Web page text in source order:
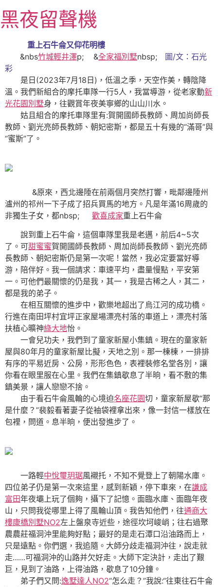
至
主
容
黑夜留聲機
重上石牛侖又仰花明樓
&nbs竹城輕井澤p; &全家福別墅nbsp; 圖/文：石光
彩
是日(2023年7月18日)，低溫之季，天空作美，轉陰降
溫。我們新組合的摩托車隊一行5人，我當導游，從老家動新
光花園別墅身，往觀賞年夜美寧鄉的山山川水。
姑且組合的摩托車隊里有:賀開國師長教師、周加尚師長
教師、劉光亮師長教師、朝妃密斯，都是五十有幾的“滿哥”與
“蜜斯”了。
&原來，西北邊陲在前兩個月突然打響，毗鄰邊陲州
瀘州的祁州一下子成了招兵買馬的地方。凡是年滿16周歲的
非獨生子女，都nbsp; 歡喜成家重上石牛侖
說到重上石牛侖，這個車隊里我是老邁，前后4~5次
了。可甜蜜蜜賀開國師長教師、周加尚師長教師、劉光亮師
長教師、朝妃密斯仍是第一次呢！當然，我必定要當好導
游，陪伴好。我一個請求：車速平均，盡量慢點，平安第
一。可他們最關懷的仍是我，其一，我是古稀之人，其二，
都是我的弟子。
在相互關懷的進步中，歡樂地超出了烏江河的成功橋。
行進在南田坪村宜坪正家屋場漂亮村落的車道上，漂亮村落
扶植心曠神綠大地怡。
一會兒功夫，我們到了童家新屋小集鎮。現在的童家新
屋與80年月的童家新屋比擬，天地之別。那一棟棟，一排排
有序的平易近房、公房，形形色色，表裡裝修名堂各別，讓
你看在眼里服在心里。我們在集鎮歇息了半晌，看不敷的集
鎮美景，讓人戀戀不捨。
由于看石牛侖風輪的心境迫名座花園切，童家新屋歇“那
是什麼？”裴毅看著妻子從袖袋裡拿出來，像一封信一樣放在
包裡，問道。息半晌，便出發進步了。
一路輕中悅璽玥琚風襯托，不知不覺登上了朝陽水庫。
四位弟子仍是第一次來這里，感到新穎，停下車來，在謙成
富田年夜壩上玩了個夠，攝下了記憶。面臨水庫、面臨年夜
山，只問我從哪里上得了風輪山頂。我告知他們，往通商大
樓康橋別墅NO2左上盤泉寺近些，途徑坎坷峻峭；往右過聚
農農莊福洞沖里能夠好點；最好的是走石潭口沿油路而上，
只是遠點。你們選，我追隨。大師分歧走福洞沖往，說走就
走……可福洞沖的山路并欠好走。大師下定決計，走出了艱
巨，見到了油路，上得油路，歇息了10分鐘。
弟子們又問:逸墅達人NO2“怎么走？”我說:“往東往石牛侖